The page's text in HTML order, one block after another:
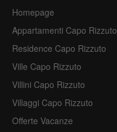
Homepage
Appartamenti Capo Rizzuto
Residence Capo Rizzuto
Ville Capo Rizzuto
Villini Capo Rizzuto
Villaggi Capo Rizzuto
Offerte Vacanze